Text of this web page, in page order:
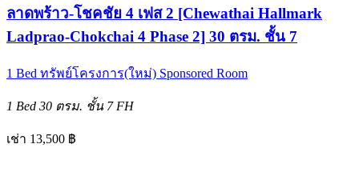
ลาดพร้าว-โชคชัย 4 เฟส 2 [Chewathai Hallmark
Ladprao-Chokchai 4 Phase 2] 30 ตรม. ชั้น 7
1 Bed ทรัพย์โครงการ(ใหม่) Sponsored Room
1 Bed 30 ตรม. ชั้น 7 FH
เช่า 13,500 ฿